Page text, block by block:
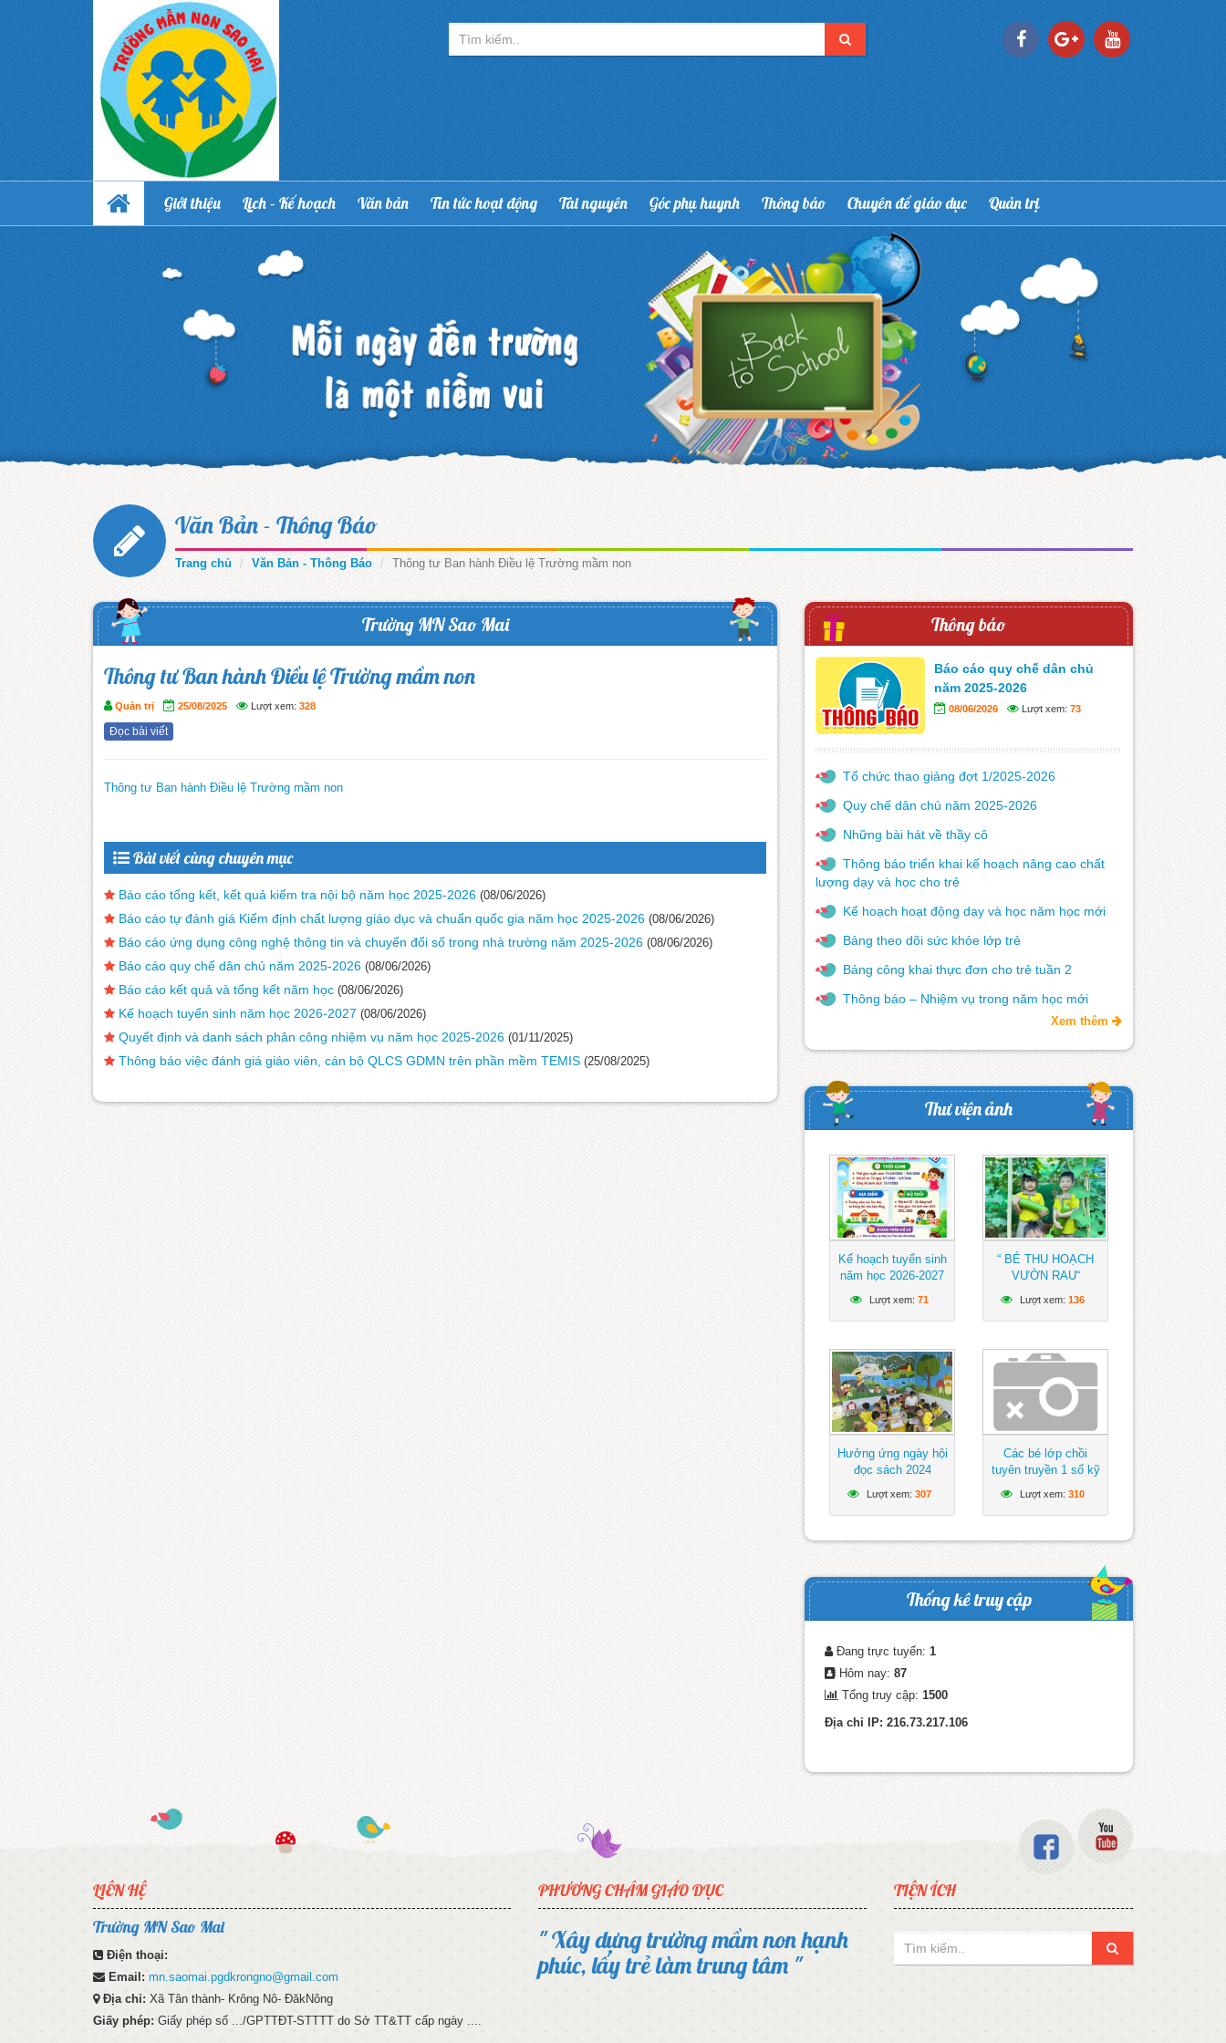
Giới thiệu Lịch – Kế hoạch Văn bản Tin tức hoạt động Tài nguyên Góc phụ huynh Thông báo Chuyên đề giáo dục Quản trị
Văn Bản - Thông Báo
Trang chủ Văn Bản - Thông Báo Thông tư Ban hành Điều lệ Trường mầm non
Trường MN Sao Mai
Thông tư Ban hành Điều lệ Trường mầm non
Quản trị 25/08/2025 Lượt xem: 328
Đọc bài viết
Thông tư Ban hành Điều lệ Trường mầm non
Bài viết cùng chuyên mục
Báo cáo tổng kết, kết quả kiểm tra nội bộ năm học 2025-2026 (08/06/2026)
Báo cáo tự đánh giá Kiểm định chất lượng giáo dục và chuẩn quốc gia năm học 2025-2026 (08/06/2026)
Báo cáo ứng dụng công nghệ thông tin và chuyển đổi số trong nhà trường năm 2025-2026 (08/06/2026)
Báo cáo quy chế dân chủ năm 2025-2026 (08/06/2026)
Báo cáo kết quả và tổng kết năm học (08/06/2026)
Kế hoạch tuyển sinh năm học 2026-2027 (08/06/2026)
Quyết định và danh sách phân công nhiệm vụ năm học 2025-2026 (01/11/2025)
Thông báo việc đánh giá giáo viên, cán bộ QLCS GDMN trên phần mềm TEMIS (25/08/2025)
Thông báo
Báo cáo quy chế dân chủ
năm 2025-2026
08/06/2026 Lượt xem: 73
Tổ chức thao giảng đợt 1/2025-2026
Quy chế dân chủ năm 2025-2026
Những bài hát về thầy cô
Thông báo triển khai kế hoạch nâng cao chất
lượng dạy và học cho trẻ
Kế hoạch hoạt động dạy và học năm học mới
Bảng theo dõi sức khỏe lớp trẻ
Bảng công khai thực đơn cho trẻ tuần 2
Thông báo – Nhiệm vụ trong năm học mới
Xem thêm
Thư viện ảnh
Kế hoạch tuyển sinh
năm học 2026-2027
Lượt xem: 71
“ BÉ THU HOẠCH
VƯỜN RAU“
Lượt xem: 136
Hưởng ứng ngày hội
đọc sách 2024
Lượt xem: 307
Các bé lớp chồi
tuyên truyền 1 số kỹ
tham gia giao thông
Lượt xem: 310
Thống kê truy cập
Đang trực tuyến: 1
Hôm nay: 87
Tổng truy cập: 1500
Địa chỉ IP: 216.73.217.106
LIÊN HỆ
Trường MN Sao Mai
Điện thoại:
Email: mn.saomai.pgdkrongno@gmail.com
Địa chỉ: Xã Tân thành- Krông Nô- ĐăkNông
Giấy phép: Giấy phép số .../GPTTĐT-STTTT do Sở TT&TT cấp ngày ....
PHƯƠNG CHÂM GIÁO DỤC
" Xây dựng trường mầm non hạnh
phúc, lấy trẻ làm trung tâm "
TIỆN ÍCH